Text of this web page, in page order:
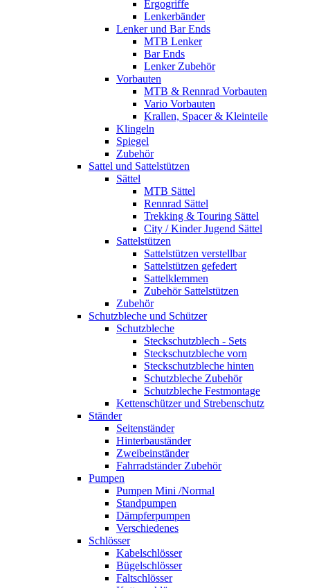
Ergogriffe
Lenkerbänder
Lenker und Bar Ends
MTB Lenker
Bar Ends
Lenker Zubehör
Vorbauten
MTB & Rennrad Vorbauten
Vario Vorbauten
Krallen, Spacer & Kleinteile
Klingeln
Spiegel
Zubehör
Sattel und Sattelstützen
Sättel
MTB Sättel
Rennrad Sättel
Trekking & Touring Sättel
City / Kinder Jugend Sättel
Sattelstützen
Sattelstützen verstellbar
Sattelstützen gefedert
Sattelklemmen
Zubehör Sattelstützen
Zubehör
Schutzbleche und Schützer
Schutzbleche
Steckschutzblech - Sets
Steckschutzbleche vorn
Steckschutzbleche hinten
Schutzbleche Zubehör
Schutzbleche Festmontage
Kettenschützer und Strebenschutz
Ständer
Seitenständer
Hinterbauständer
Zweibeinständer
Fahrradständer Zubehör
Pumpen
Pumpen Mini /Normal
Standpumpen
Dämpferpumpen
Verschiedenes
Schlösser
Kabelschlösser
Bügelschlösser
Faltschlösser